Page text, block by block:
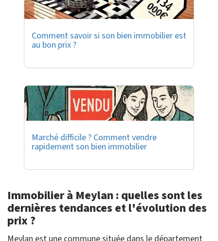
Comment savoir si son bien immobilier est
au bon prix ?
Marché difficile ? Comment vendre
rapidement son bien immobilier
Immobilier à Meylan : quelles sont les
dernières tendances et l'évolution des
prix ?